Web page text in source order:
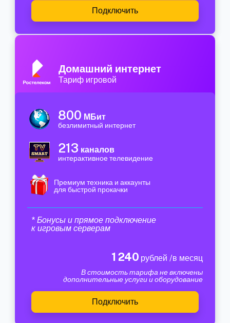
Подключить
Домашний интернет
Тариф игровой
800 МБит
безлимитный интернет
213 каналов
интерактивное телевидение
Премиум техника и аккаунты
для быстрой прокачки
* Бонусы и прямое подключение
к игровым серверам
1 240 рублей /в месяц
В стоимость тарифа не включены
дополнительные услуги и оборудование
Подключить